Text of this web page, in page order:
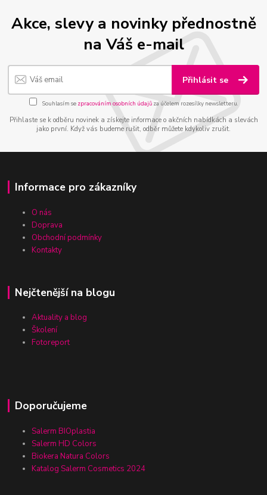
Akce, slevy a novinky přednostně
na Váš e-mail
Přihlásit se
Souhlasím se zpracováním osobních údajůza účelem rozesílky newsletteru.
Přihlaste se k odběru novinek a získejte informace o akčních nabídkách a slevách
jako první. Když vás budeme rušit, odběr můžete kdykoliv zrušit.
Informace pro zákazníky
O nás
Doprava
Obchodní podmínky
Kontakty
Nejčtenější na blogu
Aktuality a blog
Školení
Fotoreport
Doporučujeme
Salerm BIOplastia
Salerm HD Colors
Biokera Natura Colors
Katalog Salerm Cosmetics 2024